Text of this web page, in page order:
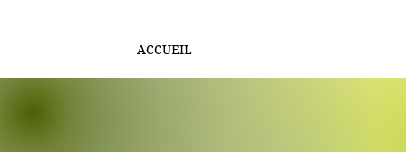
ACCUEIL